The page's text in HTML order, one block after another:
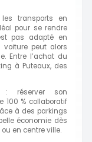
les transports en
pour se rendre
pas adapté en
peut alors
Entre l’achat du
à Puteaux, des
: réserver son
100 % collaboratif
à des parkings
économie dès
en centre ville.